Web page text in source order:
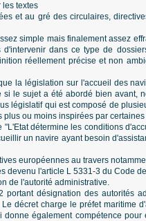
textes
et au gré des circulaires,
simple mais finalement assez
dans ce type de
réellement précise et non
la législation sur l'accueil des
le sujet a été abordé bien avant,
législatif qui est composé de
ou moins inspirées par
détermine les conditions
un navire ayant besoin
européennes au travers
l'article L 5331-3 du Code
de l'autorité administrative.
désignation des autorités
décret charge le préfet maritime
également compétence pour